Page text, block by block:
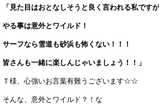
お客様の声
お問い合わせ
メールフォーム
「見た目はおとなしそうと良く言われる私ですが
やる事は意外とワイルド！
サーフなら雪道も砂浜も怖くない！！！
皆さんも一緒に楽しんじゃいましょう！！」
Ｔ様、心強いお言葉有難うございます☆☆
そんな、意外とワイルド？！な